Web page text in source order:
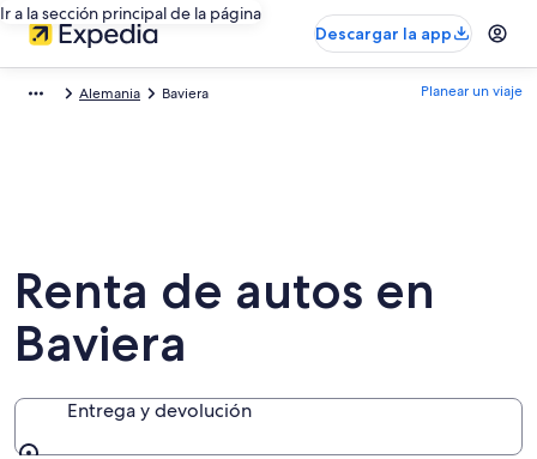
Ir a la sección principal de la página
Descargar la app
Alemania Baviera Planear un viaje
Renta de autos en
Baviera
Entrega y devolución